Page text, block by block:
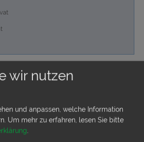
umfriedet
wir nutzen
und anpassen, welche Information
Um mehr zu erfahren, lesen Sie bitte
.